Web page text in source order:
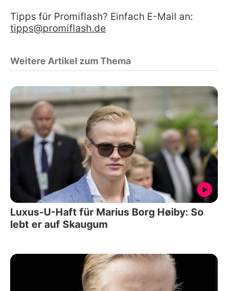
Tipps für Promiflash? Einfach E-Mail an:
tipps@promiflash.de
Weitere Artikel zum Thema
Luxus-U-Haft für Marius Borg Høiby: So
lebt er auf Skaugum